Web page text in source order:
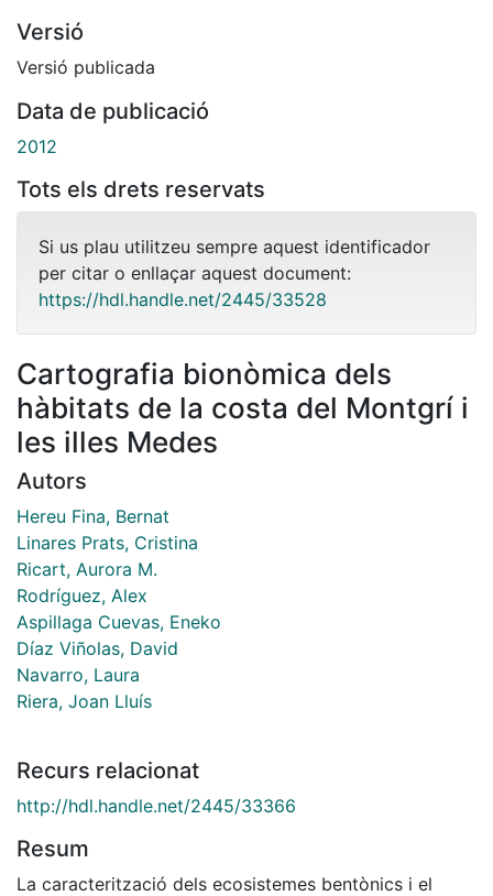
Versió
Versió publicada
Data de publicació
2012
Tots els drets reservats
Si us plau utilitzeu sempre aquest identificador
per citar o enllaçar aquest document:
https://hdl.handle.net/2445/33528
Cartografia bionòmica dels
hàbitats de la costa del Montgrí i
les illes Medes
Autors
Hereu Fina, Bernat
Linares Prats, Cristina
Ricart, Aurora M.
Rodríguez, Alex
Aspillaga Cuevas, Eneko
Díaz Viñolas, David
Navarro, Laura
Riera, Joan Lluís
Recurs relacionat
http://hdl.handle.net/2445/33366
Resum
La caracterització dels ecosistemes bentònics i el